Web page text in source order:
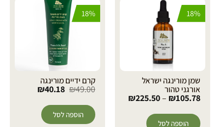
18%
שמן מורינגה ישראל
אורגני טהור
₪105.78
–
₪225.50
הוספה לסל
18%
קרם ידיים מורינגה
₪49.00
₪40.18
הוספה לסל